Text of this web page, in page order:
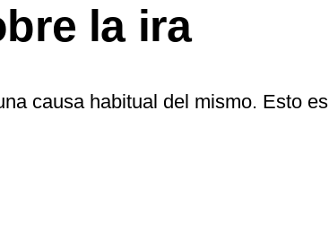
la ira
causa habitual del mismo. Esto es